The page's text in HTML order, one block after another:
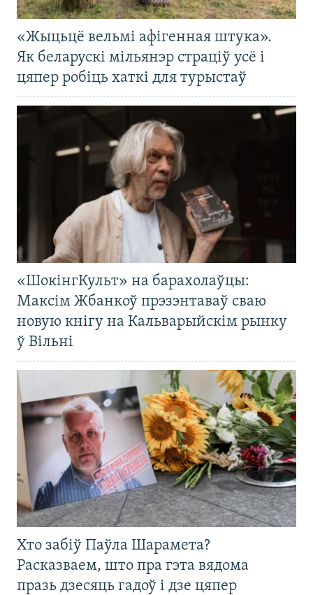
«Жыцьцё вельмі афігенная штука».
Як беларускі мільянэр страціў усё і
цяпер робіць хаткі для турыстаў
«ШокінгКульт» на барахолаўцы:
Максім Жбанкоў прэзэнтаваў сваю
новую кнігу на Кальварыйскім рынку
ў Вільні
Хто забіў Паўла Шарамета?
Расказваем, што пра гэта вядома
празь дзесяць гадоў і дзе цяпер